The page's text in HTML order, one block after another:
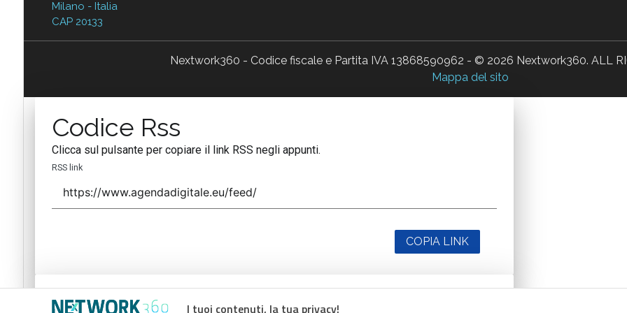
I tuoi contenuti, la tua privacy!
Milano - Italia
CAP 20133
Nextwork360 - Codice fiscale e Partita IVA 13868590962 - © 2026 Nextwork360. ALL
Mappa del sito
Codice Rss
Clicca sul pulsante per copiare il link RSS negli appunti.
RSS link
COPIA LINK
Codice Rss